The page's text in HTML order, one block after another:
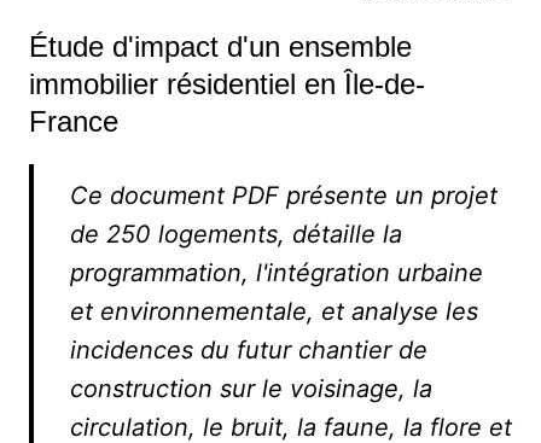
Étude d'impact d'un ensemble
immobilier résidentiel en Île-de-
France
Ce document PDF présente un projet
de 250 logements, détaille la
programmation, l'intégration urbaine
et environnementale, et analyse les
incidences du futur chantier de
construction sur le voisinage, la
circulation, le bruit, la faune, la flore et